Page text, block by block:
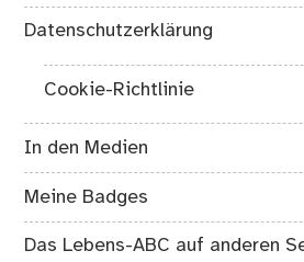
Datenschutzerklärung
Cookie-Richtlinie
In den Medien
Meine Badges
Das Lebens-ABC auf anderen